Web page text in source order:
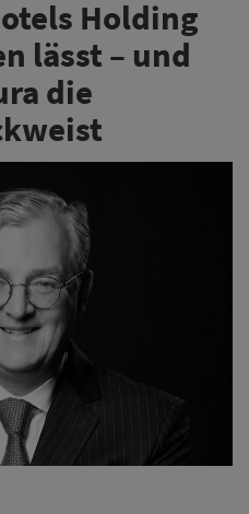
Holding
lässt – und
die